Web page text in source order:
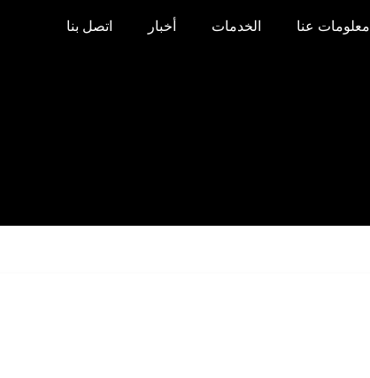
معلومات عنا الخدمات أخبار اتصل بنا